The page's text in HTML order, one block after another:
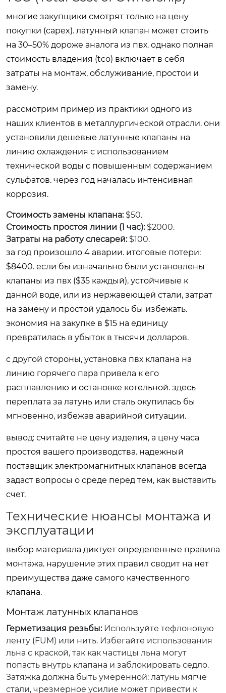
многие закупщики смотрят только на цену
покупки (capex). латунный клапан может стоить
на 30–50% дороже аналога из пвх. однако полная
стоимость владения (tco) включает в себя
затраты на монтаж, обслуживание, простои и
замену.
рассмотрим пример из практики одного из
наших клиентов в металлургической отрасли. они
установили дешевые латунные клапаны на
линию охлаждения с использованием
технической воды с повышенным содержанием
сульфатов. через год началась интенсивная
коррозия.
Стоимость замены клапана:$50.
Стоимость простоя линии (1 час):$2000.
Затраты на работу слесарей:$100.
за год произошло 4 аварии. итоговые потери:
$8400. если бы изначально были установлены
клапаны из пвх ($35 каждый), устойчивые к
данной воде, или из нержавеющей стали, затрат
на замену и простой удалось бы избежать.
экономия на закупке в $15 на единицу
превратилась в убыток в тысячи долларов.
с другой стороны, установка пвх клапана на
линию горячего пара привела к его
расплавлению и остановке котельной. здесь
переплата за латунь или сталь окупилась бы
мгновенно, избежав аварийной ситуации.
вывод: считайте не цену изделия, а цену часа
простоя вашего производства. надежный
поставщик электромагнитных клапанов всегда
задаст вопросы о среде перед тем, как выставить
счет.
Технические нюансы монтажа и
эксплуатации
выбор материала диктует определенные правила
монтажа. нарушение этих правил сводит на нет
преимущества даже самого качественного
клапана.
Монтаж латунных клапанов
Герметизация резьбы:Используйте тефлоновую
ленту (FUM) или нить. Избегайте использования
льна с краской, так как частицы льна могут
попасть внутрь клапана и заблокировать седло.
Затяжка должна быть умеренной: латунь мягче
стали, чрезмерное усилие может привести к